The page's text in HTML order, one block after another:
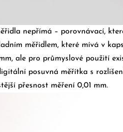
nepřímá – porovnávací,
měřidlem, které mívá v
ale pro průmyslové použití
posuvná měřítka s
přesnost měření 0,01 mm.